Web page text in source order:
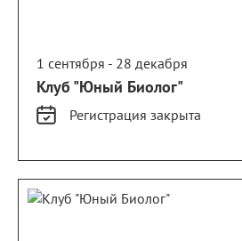
1 сентября - 28 декабря
Клуб "Юный Биолог"
Регистрация закрыта